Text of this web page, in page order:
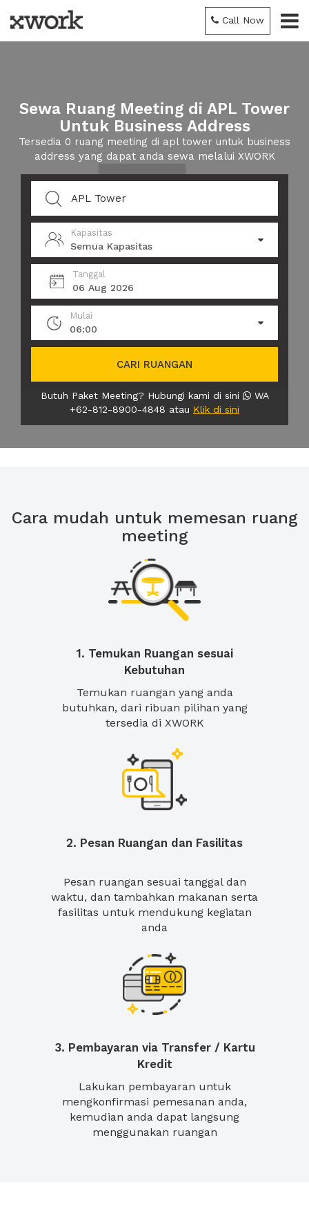
Call Now
Sewa Ruang Meeting di APL Tower
Untuk Business Address
Tersedia 0 ruang meeting di apl tower untuk business
address yang dapat anda sewa melalui XWORK
Kapasitas
Semua Kapasitas
Tanggal
06 Aug 2026
Mulai
06:00
CARI RUANGAN
Butuh Paket Meeting? Hubungi kami di sini
WA
+62-812-8900-4848 atau Klik di sini
Cara mudah untuk memesan ruang
meeting
1. Temukan Ruangan sesuai
Kebutuhan
Temukan ruangan yang anda
butuhkan, dari ribuan pilihan yang
tersedia di XWORK
2. Pesan Ruangan dan Fasilitas
Pesan ruangan sesuai tanggal dan
waktu, dan tambahkan makanan serta
fasilitas untuk mendukung kegiatan
anda
3. Pembayaran via Transfer / Kartu
Kredit
Lakukan pembayaran untuk
mengkonfirmasi pemesanan anda,
kemudian anda dapat langsung
menggunakan ruangan